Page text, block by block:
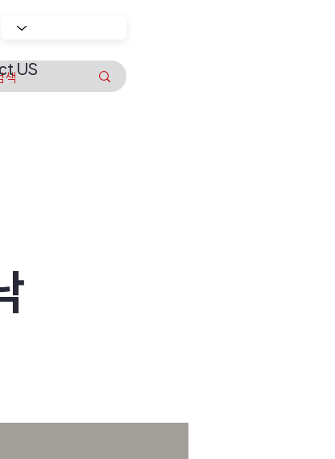
US